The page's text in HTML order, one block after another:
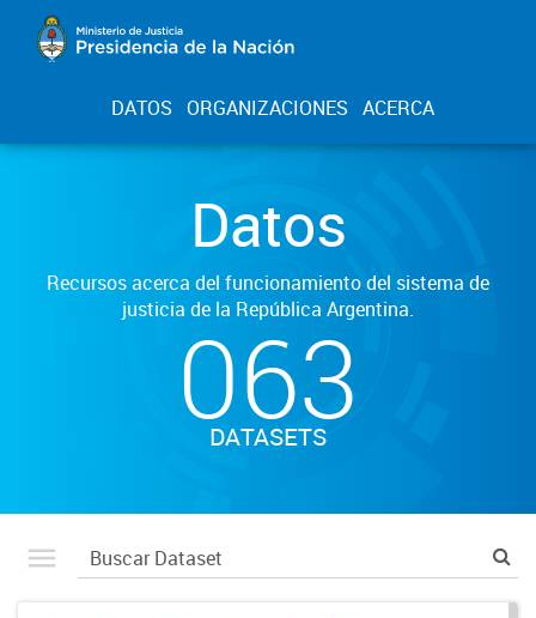
DATOS ORGANIZACIONES ACERCA
Datos
Recursos acerca del funcionamiento del sistema de
justicia de la República Argentina.
063
DATASETS